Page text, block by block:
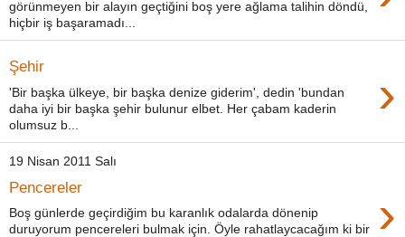
görünmeyen bir alayın geçtiğini boş yere ağlama talihin döndü,
hiçbir iş başaramadı...
Şehir ›
'Bir başka ülkeye, bir başka denize giderim', dedin 'bundan
daha iyi bir başka şehir bulunur elbet. Her çabam kaderin
olumsuz b...
19 Nisan 2011 Salı
Pencereler ›
Boş günlerde geçirdiğim bu karanlık odalarda dönenip
duruyorum pencereleri bulmak için. Öyle rahatlaycacağım ki bir